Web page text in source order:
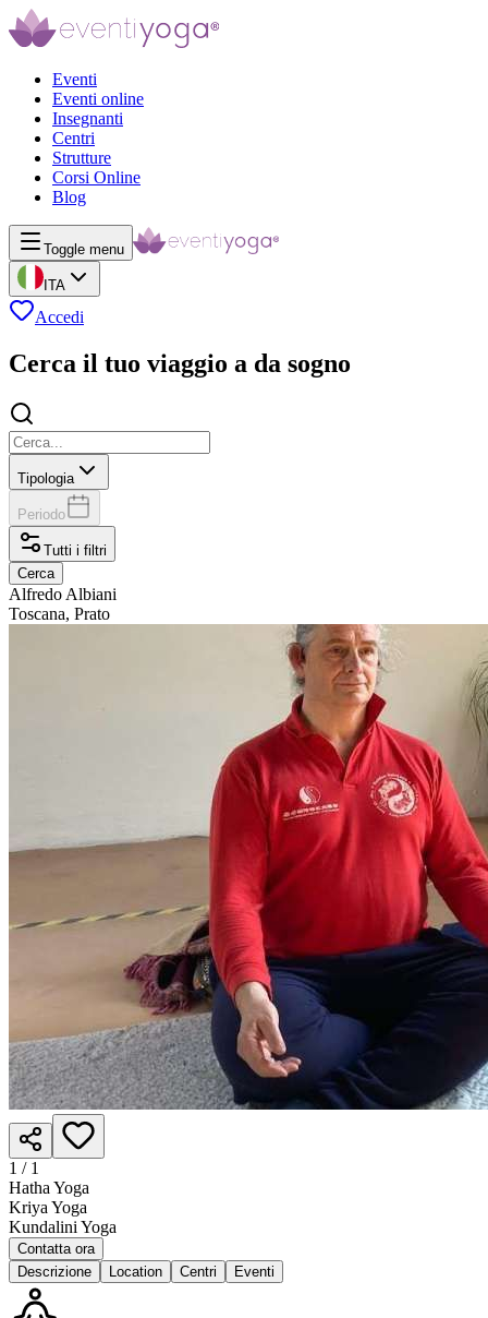
Eventi
Eventi online
Insegnanti
Centri
Strutture
Corsi Online
Blog
Toggle menu
ITA
Accedi
Cerca il tuo viaggio a da sogno
Tipologia
Periodo
Tutti i filtri
Cerca
Alfredo Albiani
Toscana, Prato
1 / 1
Hatha Yoga
Kriya Yoga
Kundalini Yoga
Contatta ora
Descrizione
Location Centri Eventi